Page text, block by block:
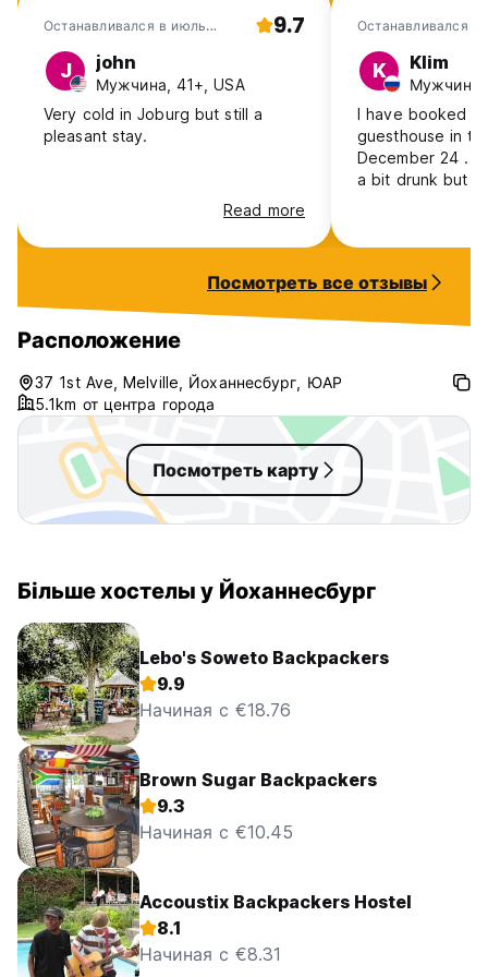
Останавливался в июль
9.7
J john
Мужчина, 41+, USA
Very cold in Joburg but still a
pleasant stay.
Read more
Останавливался в
K Klim
Мужчина,
I have booked 3
guesthouse in
December 24 .
a bit drunk but
sticking out. On
Room became
administrator
last
with me but it
came for ask
Посмотреть все отзывы
Расположение
37 1st Ave, Melville, Йоханнесбург, ЮАР
5.1km от центра города
Посмотреть карту
Більше хостелы у Йоханнесбург
Lebo's Soweto Backpackers
9.9
Начиная с €18.76
Brown Sugar Backpackers
9.3
Начиная с €10.45
Accoustix Backpackers Hostel
8.1
Начиная с €8.31